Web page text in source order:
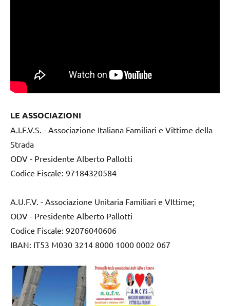
LE ASSOCIAZIONI
A.I.F.V.S. - Associazione Italiana Familiari e Vittime della
Strada
ODV - Presidente Alberto Pallotti
Codice Fiscale: 97184320584
A.U.F.V. - Associazione Unitaria Familiari e VIttime;
ODV - Presidente Alberto Pallotti
Codice Fiscale: 92076040606
IBAN: IT53 M030 3214 8000 1000 0002 067